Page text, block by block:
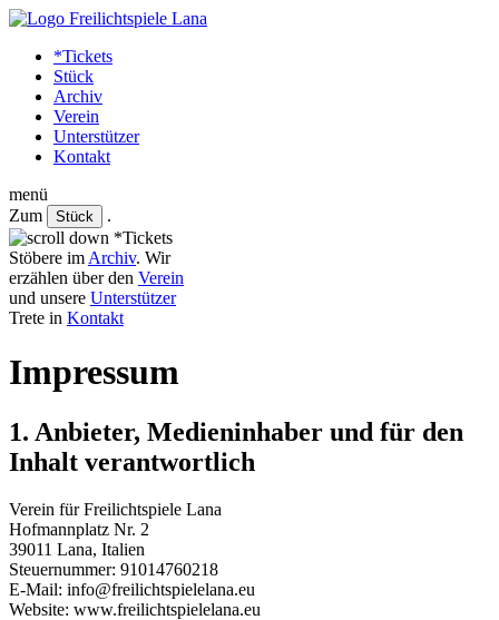
Skip
content
*Tickets
Stück
Archiv
Verein
Unterstützer
Kontakt
menü
Zum
Stück
.
*Tickets
Stöbere im Archiv. Wir
erzählen über den Verein
und unsere Unterstützer
Trete in Kontakt
Impressum
1. Anbieter, Medieninhaber und für den
Inhalt verantwortlich
Verein für Freilichtspiele Lana
Hofmannplatz Nr. 2
39011 Lana, Italien
Steuernummer: 91014760218
E-Mail: info@freilichtspielelana.eu
Website: www.freilichtspielelana.eu